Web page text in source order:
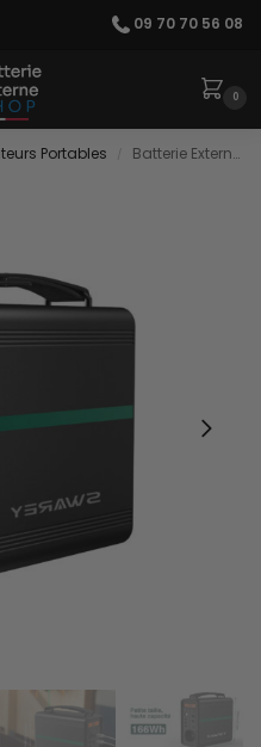
09 70 70 56 08
0
Portables Batterie Externe Recharge PC Portable